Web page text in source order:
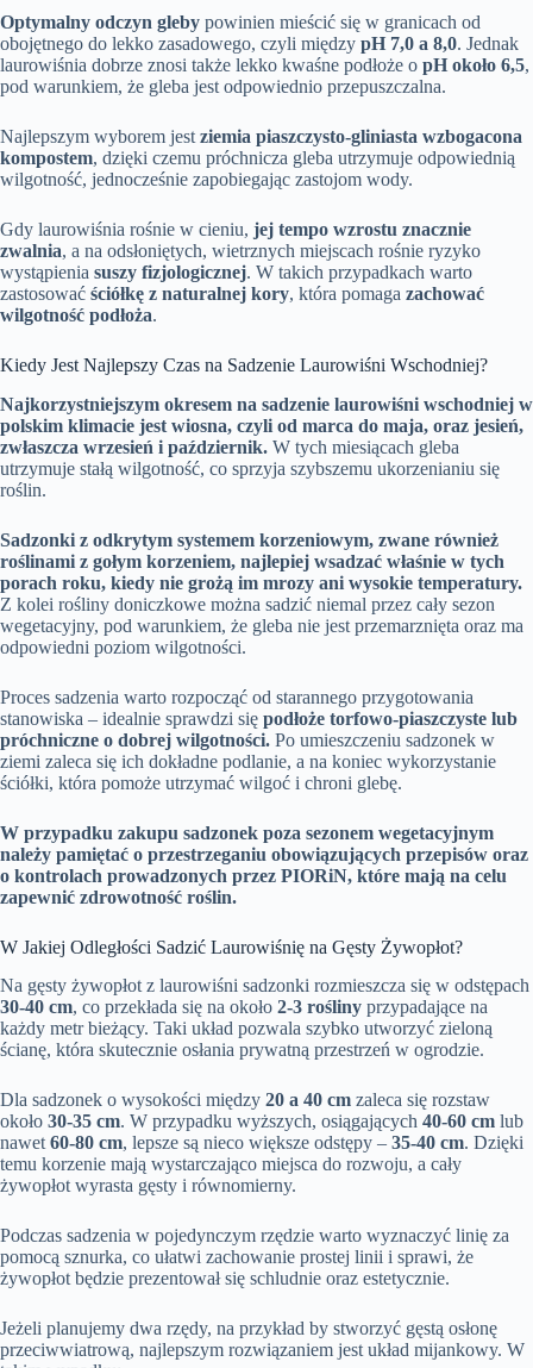
Optymalny odczyn gleby powinien mieścić się w granicach od
obojętnego do lekko zasadowego, czyli między pH 7,0 a 8,0. Jednak
laurowiśnia dobrze znosi także lekko kwaśne podłoże o pH około 6,5,
pod warunkiem, że gleba jest odpowiednio przepuszczalna.
Najlepszym wyborem jest ziemia piaszczysto-gliniasta wzbogacona
kompostem, dzięki czemu próchnicza gleba utrzymuje odpowiednią
wilgotność, jednocześnie zapobiegając zastojom wody.
Gdy laurowiśnia rośnie w cieniu, jej tempo wzrostu znacznie
zwalnia, a na odsłoniętych, wietrznych miejscach rośnie ryzyko
wystąpienia suszy fizjologicznej. W takich przypadkach warto
zastosować ściółkę z naturalnej kory, która pomaga zachować
wilgotność podłoża.
Kiedy Jest Najlepszy Czas na Sadzenie Laurowiśni Wschodniej?
Najkorzystniejszym okresem na sadzenie laurowiśni wschodniej w
polskim klimacie jest wiosna, czyli od marca do maja, oraz jesień,
zwłaszcza wrzesień i październik. W tych miesiącach gleba
utrzymuje stałą wilgotność, co sprzyja szybszemu ukorzenianiu się
roślin.
Sadzonki z odkrytym systemem korzeniowym, zwane również
roślinami z gołym korzeniem, najlepiej wsadzać właśnie w tych
porach roku, kiedy nie grożą im mrozy ani wysokie temperatury.
Z kolei rośliny doniczkowe można sadzić niemal przez cały sezon
wegetacyjny, pod warunkiem, że gleba nie jest przemarznięta oraz ma
odpowiedni poziom wilgotności.
Proces sadzenia warto rozpocząć od starannego przygotowania
stanowiska – idealnie sprawdzi się podłoże torfowo-piaszczyste lub
próchniczne o dobrej wilgotności. Po umieszczeniu sadzonek w
ziemi zaleca się ich dokładne podlanie, a na koniec wykorzystanie
ściółki, która pomoże utrzymać wilgoć i chroni glebę.
W przypadku zakupu sadzonek poza sezonem wegetacyjnym
należy pamiętać o przestrzeganiu obowiązujących przepisów oraz
o kontrolach prowadzonych przez PIORiN, które mają na celu
zapewnić zdrowotność roślin.
W Jakiej Odległości Sadzić Laurowiśnię na Gęsty Żywopłot?
Na gęsty żywopłot z laurowiśni sadzonki rozmieszcza się w odstępach
30-40 cm, co przekłada się na około 2-3 rośliny przypadające na
każdy metr bieżący. Taki układ pozwala szybko utworzyć zieloną
ścianę, która skutecznie osłania prywatną przestrzeń w ogrodzie.
Dla sadzonek o wysokości między 20 a 40 cm zaleca się rozstaw
około 30-35 cm. W przypadku wyższych, osiągających 40-60 cm lub
nawet60-80 cm, lepsze są nieco większe odstępy – 35-40 cm. Dzięki
temu korzenie mają wystarczająco miejsca do rozwoju, a cały
żywopłot wyrasta gęsty i równomierny.
Podczas sadzenia w pojedynczym rzędzie warto wyznaczyć linię za
pomocą sznurka, co ułatwi zachowanie prostej linii i sprawi, że
żywopłot będzie prezentował się schludnie oraz estetycznie.
Jeżeli planujemy dwa rzędy, na przykład by stworzyć gęstą osłonę
przeciwwiatrową, najlepszym rozwiązaniem jest układ mijankowy. W